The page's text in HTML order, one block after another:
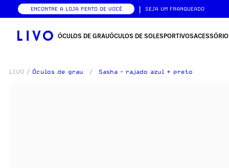
ENCONTRE A LOJA PERTO DE VOCÊ | SEJA UM FRANQUEADO
ÓCULOS DE GRAUÓCULOS DE SOLESPORTIVOS
LIVO / Óculos de grau / Sasha - rajado azul + preto